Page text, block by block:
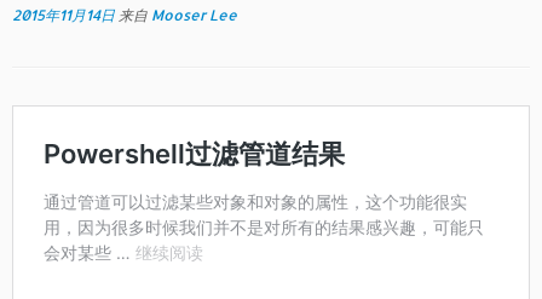
2015年11月14日 来自 Mooser Lee